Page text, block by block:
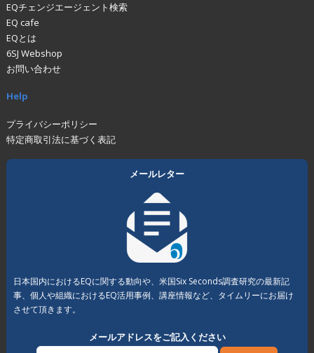
EQチェンジエージェント検索
EQ cafe
EQとは
6SJ Webshop
お問い合わせ
Help
プライバシーポリシー
特定商取引法に基づく表記
メールレター
日本国内におけるEQに関する動向や、米国Six Seconds調査研究の最新記
事、個人や組織におけるEQ活用事例、講座情報など、タイムリーにお届け
させて頂きます。
メールアドレスをご記入ください